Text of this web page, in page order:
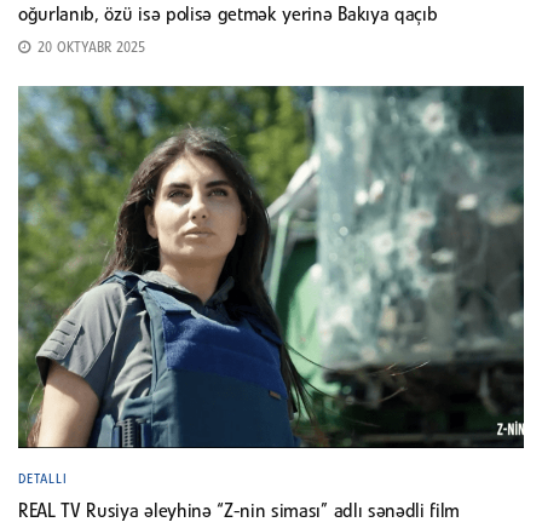
oğurlanıb, özü isə polisə getmək yerinə Bakıya qaçıb
20 OKTYABR 2025
DETALLI
REAL TV Rusiya əleyhinə “Z-nin siması” adlı sənədli film